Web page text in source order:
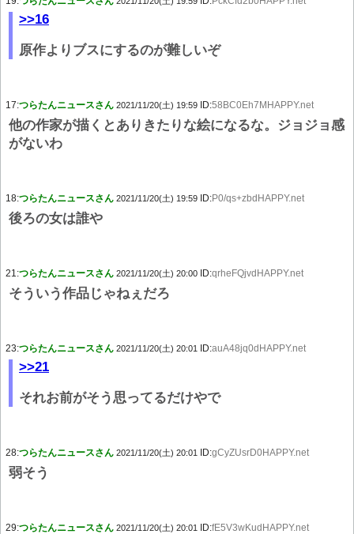
>>16
原作よりブスにするのが難しいぞ
17:つらたんニュースさん 2021/11/20(土) 19:59 ID:58BC0Eh7MHAPPY.net
他の作家が描くとありきたりな絵になるな。ジョジョ感
がないわ
18:つらたんニュースさん 2021/11/20(土) 19:59 ID:P0/qs+zbdHAPPY.net
後ろの女は誰や
21:つらたんニュースさん 2021/11/20(土) 20:00 ID:qrheFQjvdHAPPY.net
そういう作品じゃねぇだろ
23:つらたんニュースさん 2021/11/20(土) 20:01 ID:auA48jq0dHAPPY.net
>>21
それお前がそう思ってるだけやで
28:つらたんニュースさん 2021/11/20(土) 20:01 ID:gCyZUsrD0HAPPY.net
弱そう
29:つらたんニュースさん 2021/11/20(土) 20:01 ID:fE5V3wKudHAPPY.net